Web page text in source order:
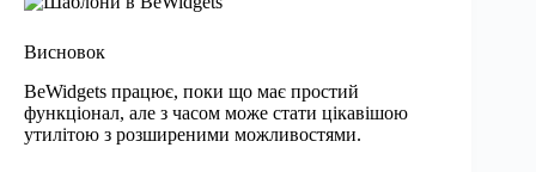
Висновок
BeWidgets працює, поки що має простий
функціонал, але з часом може стати цікавішою
утилітою з розширеними можливостями.